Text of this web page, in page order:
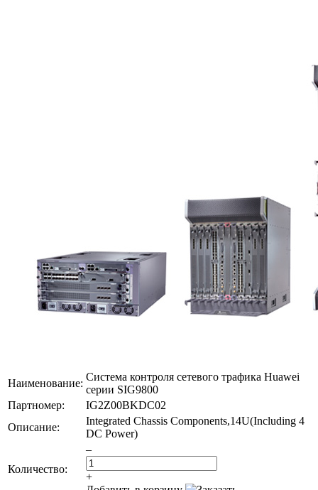
Наименование:
Система контроля сетевого трафика Huawei
серии SIG9800
Партномер:
IG2Z00BKDC02
Описание:
Integrated Chassis Components,14U(Including 4
DC Power)
Количество:
–
+